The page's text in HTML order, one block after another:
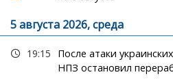
5 августа 2026, среда
19:15
После атаки
НПЗ остановил